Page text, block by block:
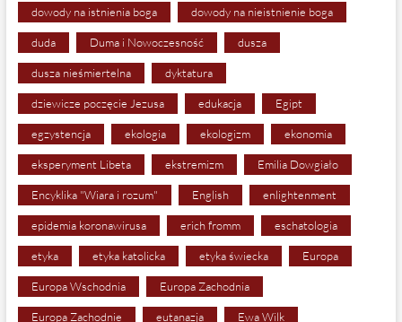
dowody na istnienia boga dowody na nieistnienie boga
duda Duma i Nowoczesność dusza
dusza nieśmiertelna dyktatura
dziewicze poczęcie Jezusa edukacja Egipt
egzystencja ekologia ekologizm ekonomia
eksperyment Libeta ekstremizm Emilia Dowgiało
Encyklika "Wiara i rozum" English enlightenment
epidemia koronawirusa erich fromm eschatologia
etyka etyka katolicka etyka świecka Europa
Europa Wschodnia Europa Zachodnia
Europa Zachodnie eutanazja Ewa Wilk